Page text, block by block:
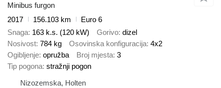
Minibus furgon
2017
156.103 km
Euro 6
Snaga 163 k.s. (120 kW) Gorivo dizel
Nosivost 784 kg Osovinska konfiguracija 4x2
Ogibljenje opružba Broj mjesta 3
Tip pogona stražnji pogon
Nizozemska, Holten